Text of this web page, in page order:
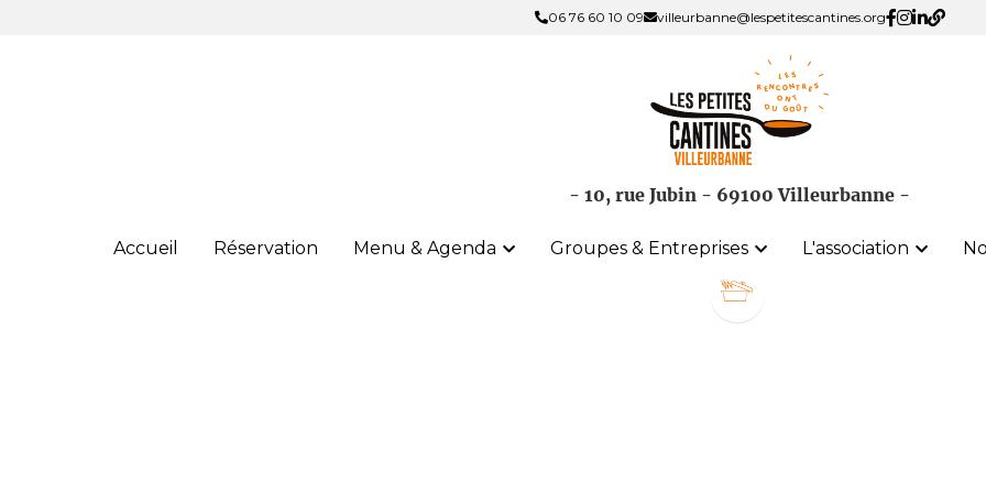
06 76 60 10 09 villeurbanne@lespetitescantines.org
- 10, rue Jubin - 69100 Villeurbanne -
Accueil Réservation Menu & Agenda Groupes & Entreprises L'association
06 76 60 10 09 villeurbanne@lespetitescantines.org
- 10, rue Jubin - 69100 Villeurbanne -
Accueil Réservation Menu & Agenda Groupes & Entreprises L'association